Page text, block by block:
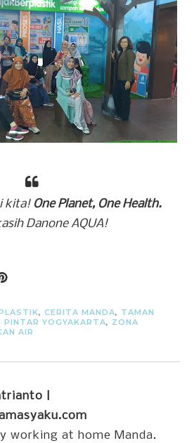
kita!One Planet, One Health.
Danone AQUA!
, CERITA MANDA, TAMAN
PINTAR YOGYAKARTA, ZONA
AIR
|
working at home Manda.